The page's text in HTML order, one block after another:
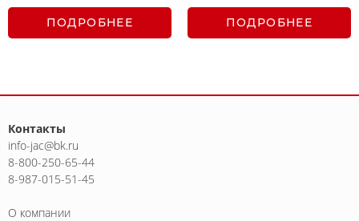
ПОДРОБНЕЕ ПОДРОБНЕЕ
Контакты
info-jac@bk.ru
8-800-250-65-44
8-987-015-51-45
О компании